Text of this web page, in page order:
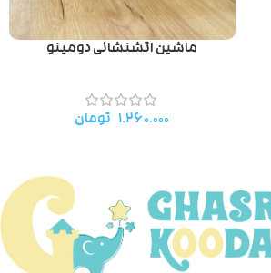
ماشین اتشنشانی دومینو
۱.۲۶۰.۰۰۰ تومان